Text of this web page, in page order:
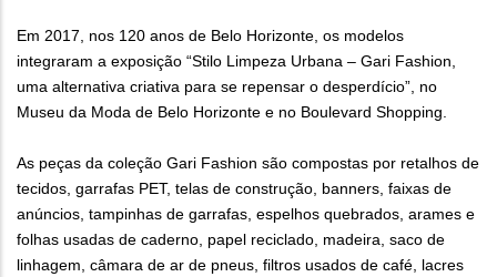
Em 2017, nos 120 anos de Belo Horizonte, os modelos
integraram a exposição “Stilo Limpeza Urbana – Gari Fashion,
uma alternativa criativa para se repensar o desperdício”, no
Museu da Moda de Belo Horizonte e no Boulevard Shopping.
As peças da coleção Gari Fashion são compostas por retalhos de
tecidos, garrafas PET, telas de construção, banners, faixas de
anúncios, tampinhas de garrafas, espelhos quebrados, arames e
folhas usadas de caderno, papel reciclado, madeira, saco de
linhagem, câmara de ar de pneus, filtros usados de café, lacres